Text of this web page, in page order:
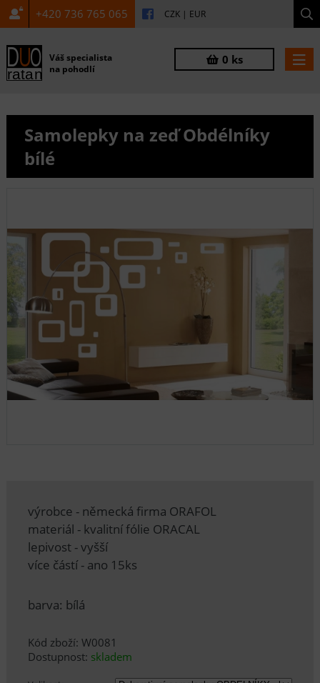
+420 736 765 065 CZK | EUR
Váš specialista
na pohodlí
0 ks
Samolepky na zeď Obdélníky
bílé
výrobce - německá firma ORAFOL
materiál - kvalitní fólie ORACAL
lepivost - vyšší
více částí - ano 15ks
barva: bílá
Kód zboží: W0081
Dostupnost: skladem